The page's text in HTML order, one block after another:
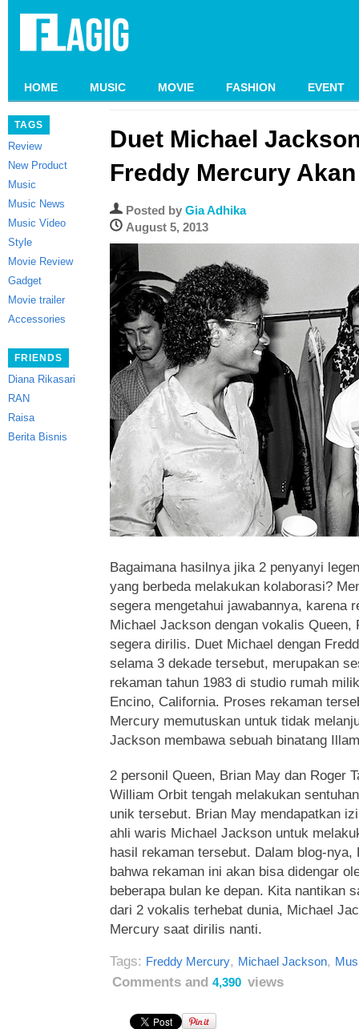
HOME MUSIC MOVIE FASHION EVENT
TAGS
Review
New Product
Music
Music News
Music Video
Style
Movie Review
Gadget
Movie trailer
Accessories
FRIENDS
Diana Rikasari
RAN
Raisa
Berita Bisnis
Duet Michael
Freddy Mercury
Posted by Gia Adhika
August 5, 2013
Bagaimana hasilnya jika 2 penyanyi
yang berbeda melakukan kolaborasi?
segera mengetahui jawabannya, karena
Michael Jackson dengan vokalis Queen,
segera dirilis. Duet Michael dengan
selama 3 dekade tersebut, merupakan
rekaman tahun 1983 di studio rumah
Encino, California. Proses rekaman
Mercury memutuskan untuk tidak
Jackson membawa sebuah binatang
2 personil Queen, Brian May dan Roger
William Orbit tengah melakukan
unik tersebut. Brian May mendapatkan
ahli waris Michael Jackson untuk
hasil rekaman tersebut. Dalam blog-nya,
bahwa rekaman ini akan bisa didengar
beberapa bulan ke depan. Kita nantikan
dari 2 vokalis terhebat dunia, Michael
Mercury saat dirilis nanti.
Tags: Freddy Mercury, Michael Jackson,
Comments and 4,390 views